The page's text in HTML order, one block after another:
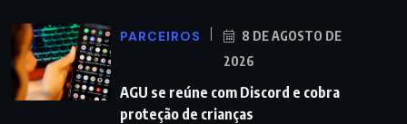
PARCEIROS
8 DE AGOSTO DE
2026
AGU se reúne com Discord e cobra
proteção de crianças